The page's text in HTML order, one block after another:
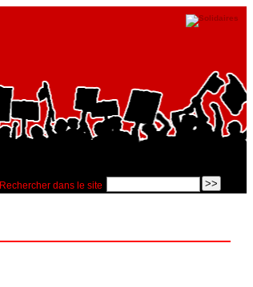
Rechercher dans le site